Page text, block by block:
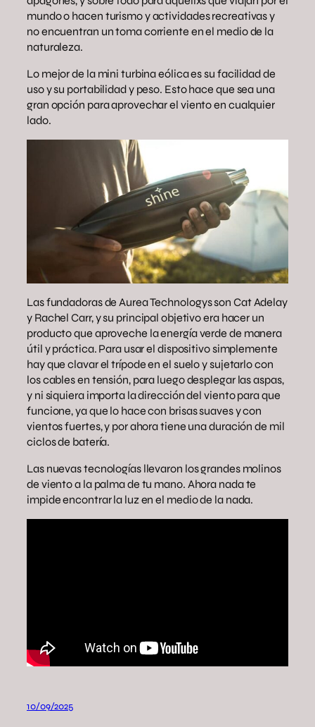
mundo o hacen turismo y actividades recreativas y
no encuentran un toma corriente en el medio de la
naturaleza.
Lo mejor de la mini turbina eólica es su facilidad de
uso y su portabilidad y peso. Esto hace que sea una
gran opción para aprovechar el viento en cualquier
lado.
Las fundadoras de Aurea Technologys son Cat Adelay
y Rachel Carr, y su principal objetivo era hacer un
producto que aproveche la energía verde de manera
útil y práctica. Para usar el dispositivo simplemente
hay que clavar el trípode en el suelo y sujetarlo con
los cables en tensión, para luego desplegar las aspas,
y ni siquiera importa la dirección del viento para que
funcione, ya que lo hace con brisas suaves y con
vientos fuertes, y por ahora tiene una duración de mil
ciclos de batería.
Las nuevas tecnologías llevaron los grandes molinos
de viento a la palma de tu mano. Ahora nada te
impide encontrar la luz en el medio de la nada.
10/09/2025